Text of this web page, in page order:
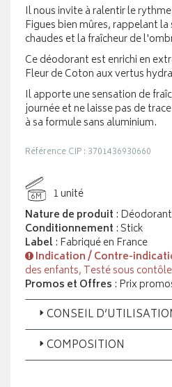
Il nous invite à ralentir le
Figues bien mûres, rappelant la
chaudes et la fraîcheur de
Ce déodorant est enrichi en
Fleur de Coton aux vertus
Il apporte une sensation de
journée et ne laisse pas de
à sa formule sans aluminium.
Référence CIP : 3701436930660
6M
1 unité
Nature de produit : Déodorant
Conditionnement : Stick
Label: Fabriqué en France
Indication / Contre-
des enfants, Testé sous
Promos et Offres : Prix
CONSEIL
COMPOSITION